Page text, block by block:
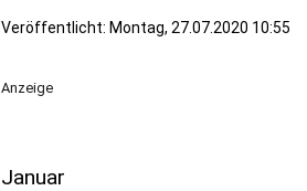
Veröffentlicht: Montag, 27.07.2020 10:55
Anzeige
Januar